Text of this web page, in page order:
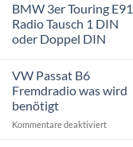
BMW 3er Touring E91
Radio Tausch 1 DIN
oder Doppel DIN
zu
BMW
3er
Touring
Radio
VW Passat B6
Fremdradio was wird
benötigt
Kommentare deaktiviertfür